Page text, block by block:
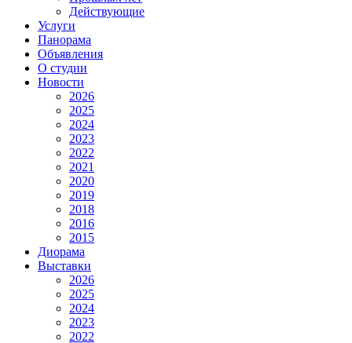
Действующие
Услуги
Панорама
Объявления
О студии
Новости
2026
2025
2024
2023
2022
2021
2020
2019
2018
2016
2015
Диорама
Выставки
2026
2025
2024
2023
2022